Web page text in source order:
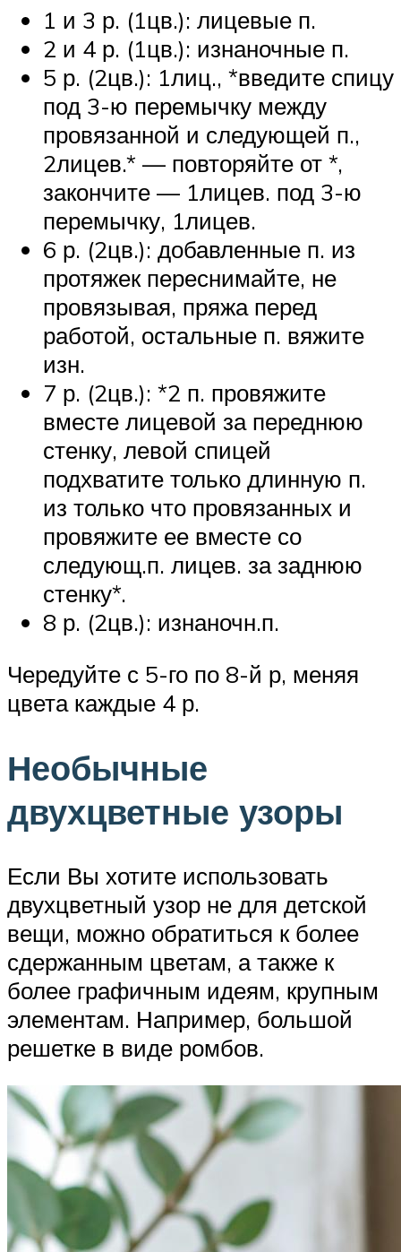
1 и 3 р. (1цв.): лицевые п.
2 и 4 р. (1цв.): изнаночные п.
5 р. (2цв.): 1лиц., *введите спицу
под 3-ю перемычку между
провязанной и следующей п.,
2лицев.* — повторяйте от *,
закончите — 1лицев. под 3-ю
перемычку, 1лицев.
6 р. (2цв.): добавленные п. из
протяжек переснимайте, не
провязывая, пряжа перед
работой, остальные п. вяжите
изн.
7 р. (2цв.): *2 п. провяжите
вместе лицевой за переднюю
стенку, левой спицей
подхватите только длинную п.
из только что провязанных и
провяжите ее вместе со
следующ.п. лицев. за заднюю
стенку*.
8 р. (2цв.): изнаночн.п.
Чередуйте с 5-го по 8-й р, меняя
цвета каждые 4 р.
Необычные
двухцветные узоры
Если Вы хотите использовать
двухцветный узор не для детской
вещи, можно обратиться к более
сдержанным цветам, а также к
более графичным идеям, крупным
элементам. Например, большой
решетке в виде ромбов.